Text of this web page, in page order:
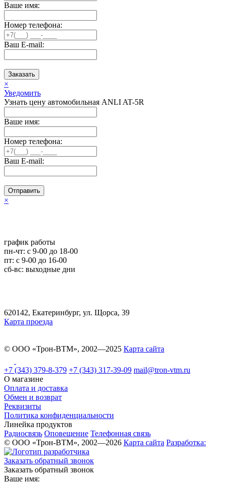
Ваше имя:
Номер телефона:
Ваш E-mail:
Заказать
×
Уведомить
Узнать цену автомобильная ANLI AT-5R
Ваше имя:
Номер телефона:
Ваш E-mail:
Отправить
×
график работы
пн-чт: c 9-00 до 18-00
пт: с 9-00 до 16-00
сб-вс: выходные дни
620142, Екатеринбург, ул. Щорса, 39
Карта проезда
© ООО «Трон-ВТМ», 2002—2025 Карта сайта
+7 (343) 379-8-379 +7 (343) 317-39-09 mail@tron-vtm.ru
О магазине
Оплата и доставка
Обмен и возврат
Реквизиты
Политика конфиденциальности
Линейка продуктов
Радиосвязь Оповещение Телефонная связь
© ООО «Трон-ВТМ», 2002—2026 Карта сайта Разработка:
Заказать обратный звонок
Заказать обратный звонок
Ваше имя: